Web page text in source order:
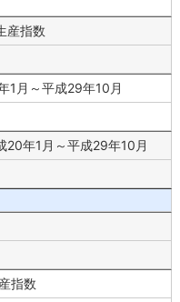
産指数
1月～平成29年10月
20年1月～平成29年10月
指数